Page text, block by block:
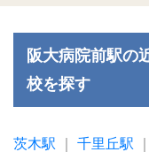
阪大病院前駅の
校を探す
茨木駅 千里丘駅